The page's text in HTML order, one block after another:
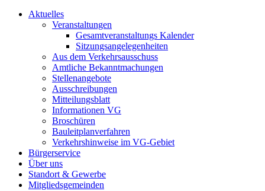
Aktuelles
Veranstaltungen
Gesamtveranstaltungs Kalender
Sitzungsangelegenheiten
Aus dem Verkehrsausschuss
Amtliche Bekanntmachungen
Stellenangebote
Ausschreibungen
Mitteilungsblatt
Informationen VG
Broschüren
Bauleitplanverfahren
Verkehrshinweise im VG-Gebiet
Bürgerservice
Über uns
Standort & Gewerbe
Mitgliedsgemeinden